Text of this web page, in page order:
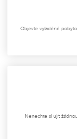
Objevte vyladěné
Nenechte si ujít